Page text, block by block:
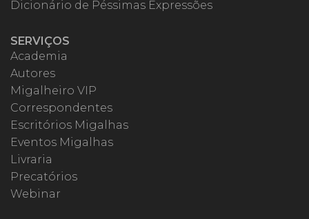
Dicionário de Péssimas Expressões
SERVIÇOS
Academia
Autores
Migalheiro VIP
Correspondentes
Escritórios Migalhas
Eventos Migalhas
Livraria
Precatórios
Webinar